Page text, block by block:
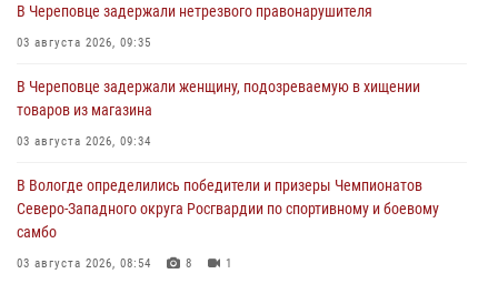
В Череповце задержали нетрезвого правонарушителя
03 августа 2026, 09:35
В Череповце задержали женщину, подозреваемую в хищении
товаров из магазина
03 августа 2026, 09:34
В Вологде определились победители и призеры Чемпионатов
Северо-Западного округа Росгвардии по спортивному и боевому
самбо
03 августа 2026, 08:54 8 1